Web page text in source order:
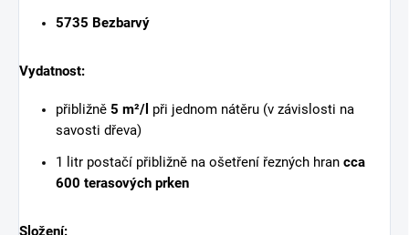
5735 Bezbarvý
Vydatnost:
přibližně 5 m²/l při jednom nátěru (v závislosti na
savosti dřeva)
1 litr postačí přibližně na ošetření řezných hran cca
600 terasových prken
Složení: